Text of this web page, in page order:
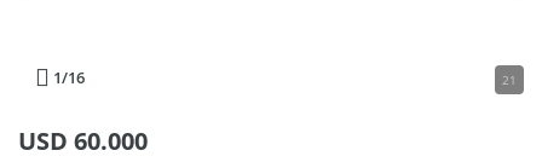
1/16 21
USD 60.000